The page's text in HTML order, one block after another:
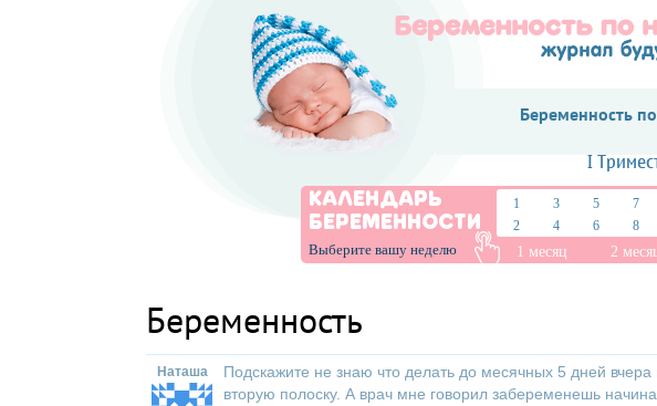
Беременность
I
КАЛЕНДАРЬ
БЕРЕМЕННОСТИ
Выберите вашу неделю
1 3 5 7
2
4 6 8
1 месяц 2
Беременность
Наташа
Подскажите не знаю что делать до месячных 5 дней
вторую полоску. А врач мне говорил забеременешь